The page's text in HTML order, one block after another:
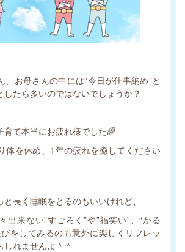
、お母さんの中には”今日が仕事納め”と
したら多いのではないでしょうか？
育て本当にお疲れ様でした🌈
体を休め、1年の疲れを癒してください
長く睡眠をとるのもいいけれど、
出来ない”すごろく”や”福笑い”、“かる
をしてみるのも意外に楽しくリフレッ
れませんよ＾＾